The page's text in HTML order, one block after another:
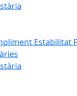
Estabilitat